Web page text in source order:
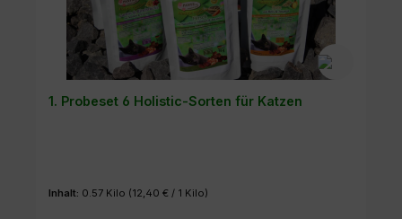
1. Probeset 6 Holistic-Sorten für Katzen
Inhalt: 0.57 Kilo (12,40 € / 1 Kilo)